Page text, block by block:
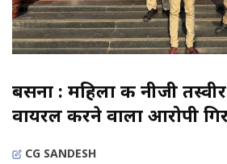
बसना : महिला की नीजी तस्वीर
वायरल करने वाला आरोपी
CG SANDESH